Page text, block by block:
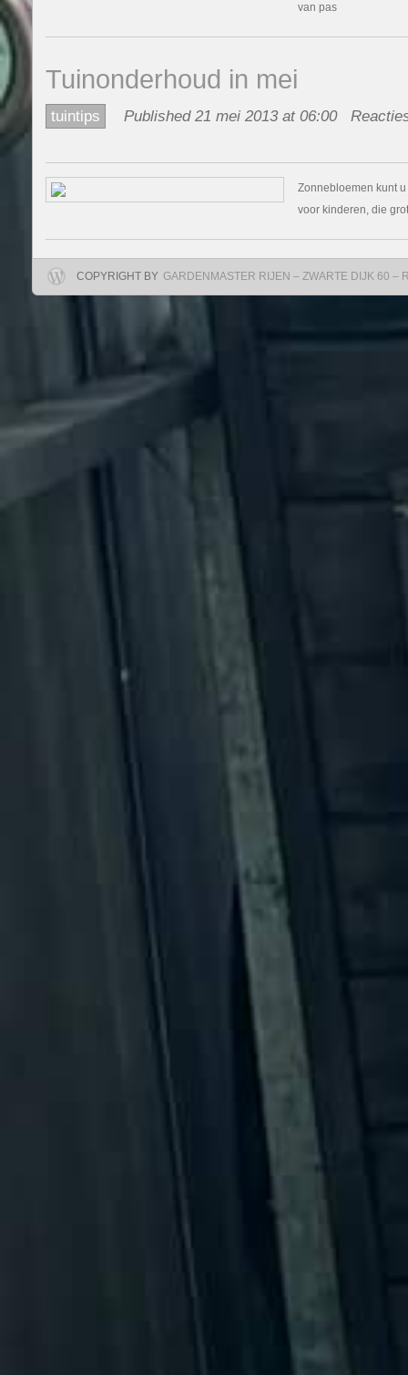
van pas
Tuinonderhoud in mei
tuintips Published 21 mei 2013 at 06:00
Zonnebloemen kunt
voor kinderen, die
COPYRIGHT BY GARDENMASTER RIJEN – ZWARTE DIJK 60 –